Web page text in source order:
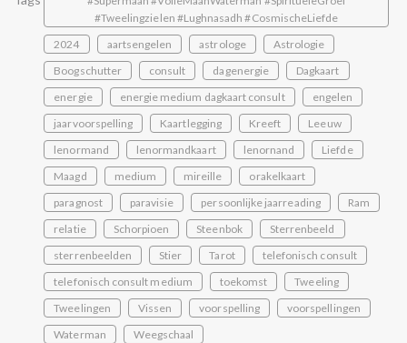
#Tweelingzielen #Lughnasadh #CosmischeLiefde
2024
aartsengelen astrologe
Astrologie
Boogschutter
consult dagenergie
Dagkaart
energie
energie medium dagkaart consult
engelen
jaarvoorspelling
Kaartlegging Kreeft
Leeuw
lenormand
lenormandkaart lenornand
Liefde
Maagd
medium mireille
orakelkaart
paragnost
paravisie persoonlijke jaarreading
Ram
relatie
Schorpioen Steenbok
Sterrenbeeld
sterrenbeelden
Stier Tarot
telefonisch consult
telefonisch consult medium
toekomst
Tweeling
Tweelingen
Vissen voorspelling
voorspellingen
Waterman
Weegschaal